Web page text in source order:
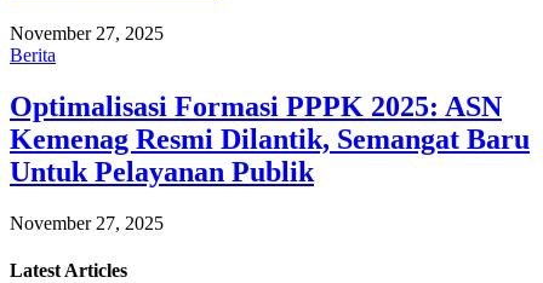
November 27, 2025
Berita
Optimalisasi Formasi PPPK 2025: ASN
Kemenag Resmi Dilantik, Semangat Baru
Untuk Pelayanan Publik
November 27, 2025
Latest Articles